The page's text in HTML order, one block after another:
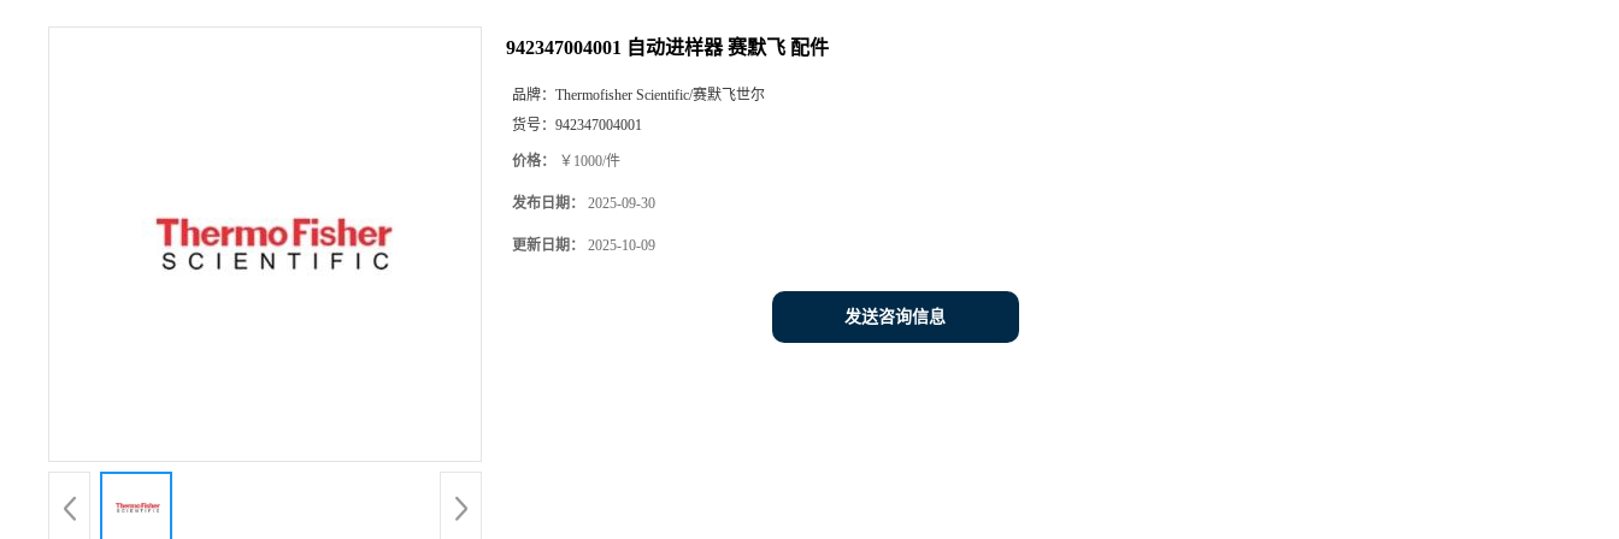
942347004001 自动进样器 赛默飞 配件
品牌： Thermofisher Scientific/赛默飞世尔
货号： 942347004001
价格： ￥1000/件
发布日期： 2025-09-30
更新日期： 2025-10-09
发送咨询信息